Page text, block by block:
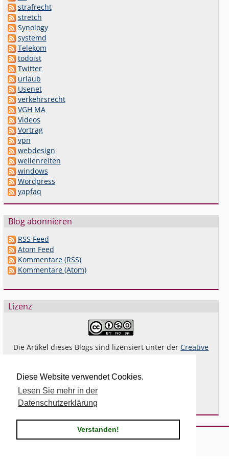
Diese Website verwendet Cookies.
Lesen Sie mehr in der
Datenschutzerklärung
Verstanden!
strafrecht
stretch
Synology
systemd
Telekom
todoist
Twitter
urlaub
Usenet
verkehrsrecht
VGH MA
Videos
Vortrag
vpn
webdesign
wellenreiten
windows
Wordpress
yapfaq
Blog abonnieren
RSS Feed
Atom Feed
Kommentare (RSS)
Kommentare (Atom)
Lizenz
Die Artikel dieses Blogs sind lizensiert unter derCreative
Das giltnichtfür Bilder oder (andere) erkennbare
Beiträge.
Powered bySerendipity& the2k11theme.